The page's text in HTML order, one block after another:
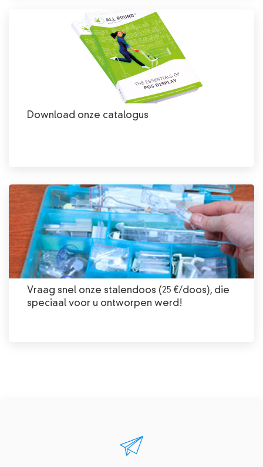
Download onze catalogus
Vraag snel onze stalendoos (25 €/doos), die
speciaal voor u ontworpen werd!